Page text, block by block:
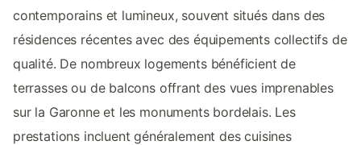
contemporains et lumineux, souvent situés dans des
résidences récentes avec des équipements collectifs de
qualité. De nombreux logements bénéficient de
terrasses ou de balcons offrant des vues imprenables
sur la Garonne et les monuments bordelais. Les
prestations incluent généralement des cuisines